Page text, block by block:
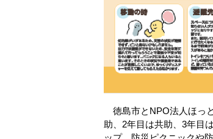
徳島市とNPO法人ほっ
助、2年目は共助、3年目